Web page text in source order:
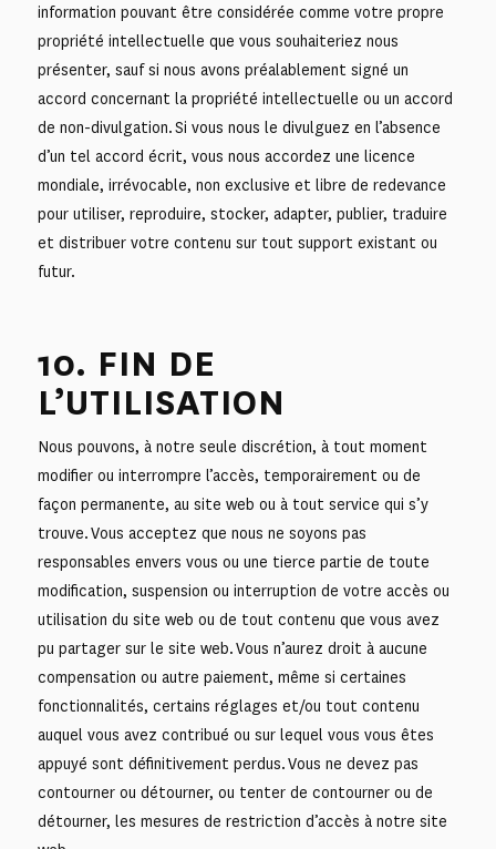
information pouvant être considérée comme votre propre
propriété intellectuelle que vous souhaiteriez nous
présenter, sauf si nous avons préalablement signé un
accord concernant la propriété intellectuelle ou un accord
de non-divulgation. Si vous nous le divulguez en l’absence
d’un tel accord écrit, vous nous accordez une licence
mondiale, irrévocable, non exclusive et libre de redevance
pour utiliser, reproduire, stocker, adapter, publier, traduire
et distribuer votre contenu sur tout support existant ou
futur.
10. FIN DE
L’UTILISATION
Nous pouvons, à notre seule discrétion, à tout moment
modifier ou interrompre l’accès, temporairement ou de
façon permanente, au site web ou à tout service qui s’y
trouve. Vous acceptez que nous ne soyons pas
responsables envers vous ou une tierce partie de toute
modification, suspension ou interruption de votre accès ou
utilisation du site web ou de tout contenu que vous avez
pu partager sur le site web. Vous n’aurez droit à aucune
compensation ou autre paiement, même si certaines
fonctionnalités, certains réglages et/ou tout contenu
auquel vous avez contribué ou sur lequel vous vous êtes
appuyé sont définitivement perdus. Vous ne devez pas
contourner ou détourner, ou tenter de contourner ou de
détourner, les mesures de restriction d’accès à notre site